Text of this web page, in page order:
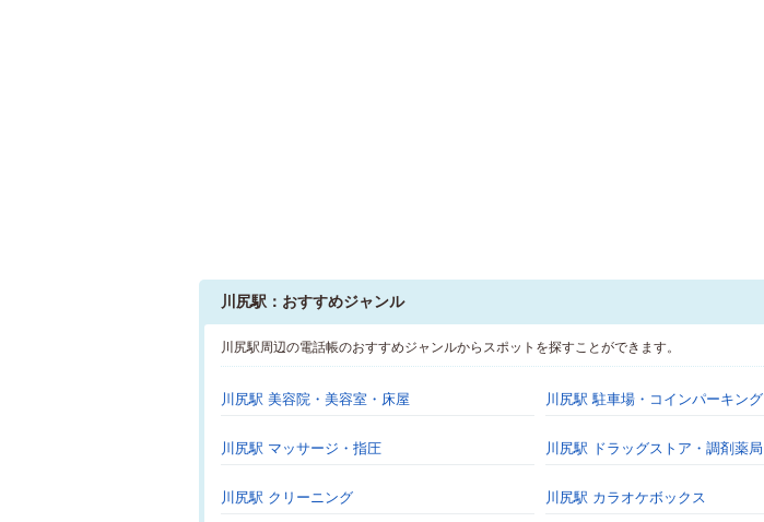
川尻駅：おすすめジャンル
川尻駅周辺の電話帳のおすすめジャンルからスポットを探すことができます。
川尻駅 美容院・美容室・床屋 川尻駅 駐車場・コインパーキング
川尻駅 マッサージ・指圧 川尻駅 ドラッグストア・調剤薬局
川尻駅 クリーニング 川尻駅 カラオケボックス